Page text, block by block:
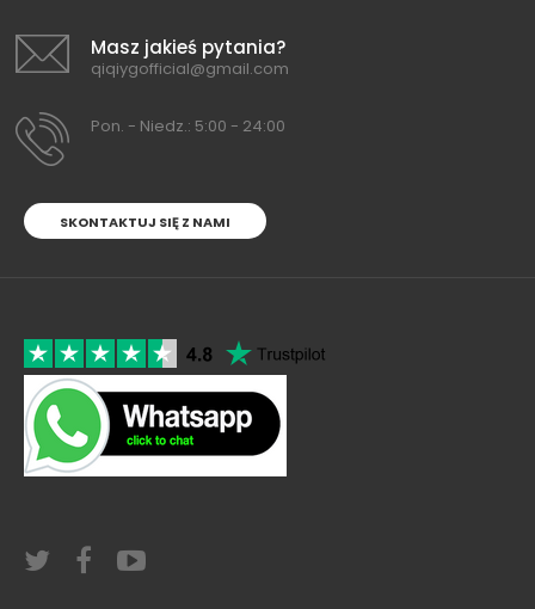
Masz jakieś pytania?
qiqiygofficial@gmail.com
Pon. - Niedz.: 5:00 - 24:00
SKONTAKTUJ SIĘ Z NAMI